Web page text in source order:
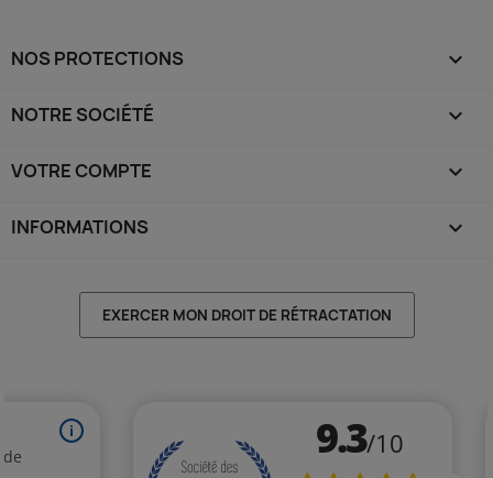
NOS PROTECTIONS 
NOTRE SOCIÉTÉ 
VOTRE COMPTE 
INFORMATIONS keyboard_arrow_down
EXERCER MON DROIT DE RÉTRACTATION